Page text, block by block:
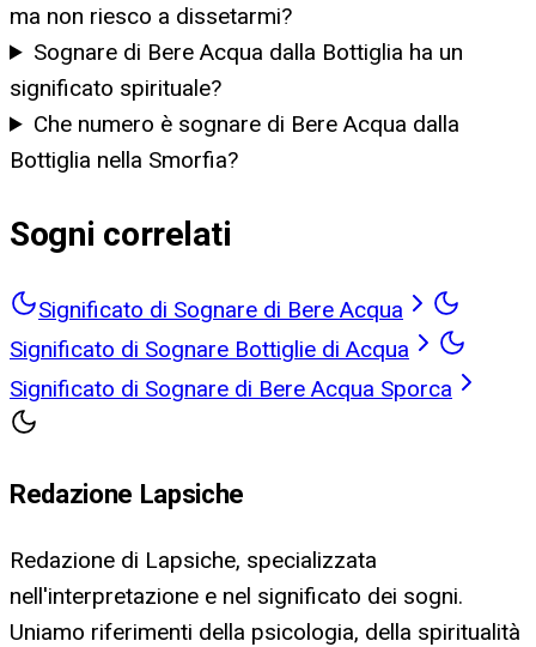
ma non riesco a dissetarmi?
Sognare di Bere Acqua dalla Bottiglia ha un
significato spirituale?
Che numero è sognare di Bere Acqua dalla
Bottiglia nella Smorfia?
Sogni correlati
Significato di Sognare di Bere Acqua
Significato di Sognare Bottiglie di Acqua
Significato di Sognare di Bere Acqua Sporca
Redazione Lapsiche
Redazione di Lapsiche, specializzata
nell'interpretazione e nel significato dei sogni.
Uniamo riferimenti della psicologia, della spiritualità